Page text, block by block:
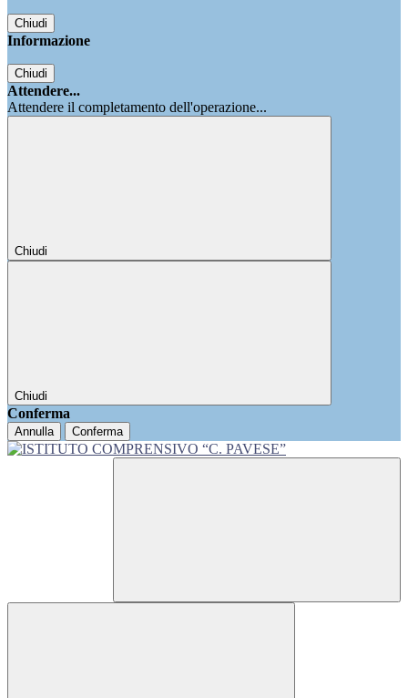
Chiudi
Informazione
Chiudi
Attendere...
Attendere il completamento dell'operazione...
Chiudi
Chiudi
Conferma
Annulla Conferma